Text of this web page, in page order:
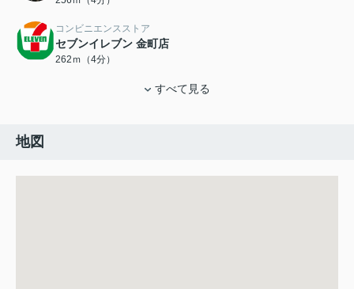
コンビニエンスストア
セブンイレブン 金町店
262ｍ（4分）
すべて見る
地図